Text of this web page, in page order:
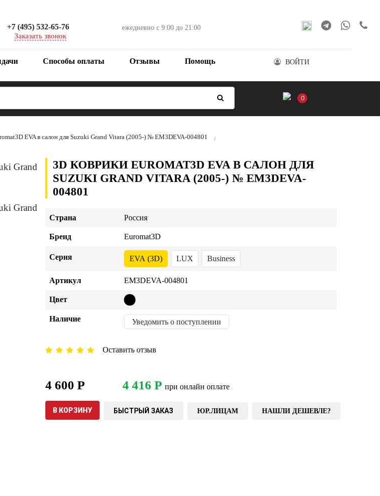
+7 (495) 532-65-76
Заказать звонок
ежедневнос 9:00 до 21:00
Способы оплаты Отзывы Помощь ВОЙТИ
0
EVA в салон для Suzuki Grand Vitara (2005-) № EM3DEVA-004801
3D КОВРИКИ EUROMAT3D EVA В САЛОН ДЛЯ
SUZUKI GRAND VITARA (2005-) № EM3DEVA-
004801
Страна Россия
Бренд Euromat3D
Серия EVA (3D) LUX Business
Артикул EM3DEVA-004801
Цвет
Наличие Уведомить о поступлении
Оставить отзыв
4 600 Р 4 416 Р при онлайн оплате
В КОРЗИНУ БЫСТРЫЙ ЗАКАЗ ЮР.ЛИЦАМ НАШЛИ ДЕШЕВЛЕ?